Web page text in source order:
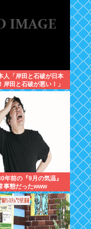
人「岸田と石破が日本
岸田と石破が悪い！」
年前の『9月の気温』
事態だったwww